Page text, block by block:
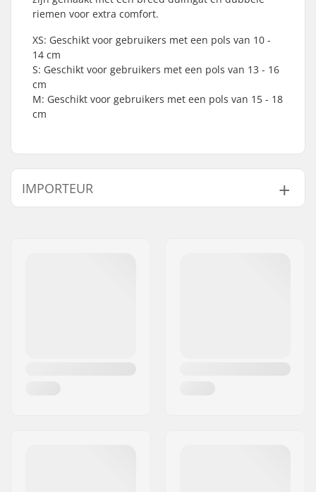
riemen voor extra comfort.
XS: Geschikt voor gebruikers met een pols van 10 -
14 cm
S: Geschikt voor gebruikers met een pols van 13 - 16
cm
M: Geschikt voor gebruikers met een pols van 15 - 18
cm
IMPORTEUR